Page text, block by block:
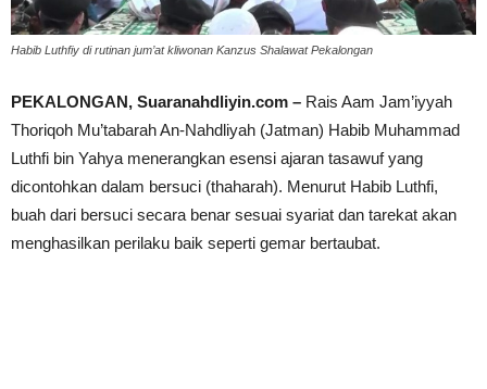
Habib Luthfiy di rutinan jum’at kliwonan Kanzus Shalawat Pekalongan
PEKALONGAN, Suaranahdliyin.com – Rais Aam Jam’iyyah
Thoriqoh Mu’tabarah An-Nahdliyah (Jatman) Habib Muhammad
Luthfi bin Yahya menerangkan esensi ajaran tasawuf yang
dicontohkan dalam bersuci (thaharah). Menurut Habib Luthfi,
buah dari bersuci secara benar sesuai syariat dan tarekat akan
menghasilkan perilaku baik seperti gemar bertaubat.